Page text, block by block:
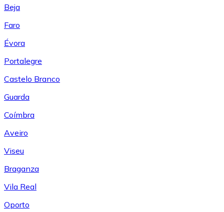
Beja
Faro
Évora
Portalegre
Castelo Branco
Guarda
Coímbra
Aveiro
Viseu
Braganza
Vila Real
Oporto